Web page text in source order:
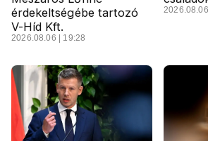
érdekeltségébe tartozó
V-Híd Kft.
2026.08.06 | 19:28